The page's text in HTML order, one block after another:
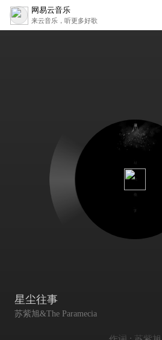
网易云音乐
来云音乐，听更多好歌
星尘往事
苏紫旭&The Paramecia